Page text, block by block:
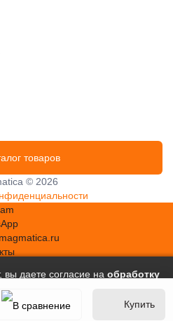
Купить
товаров
© 2026
вы даете согласие на обработку
с
данных.